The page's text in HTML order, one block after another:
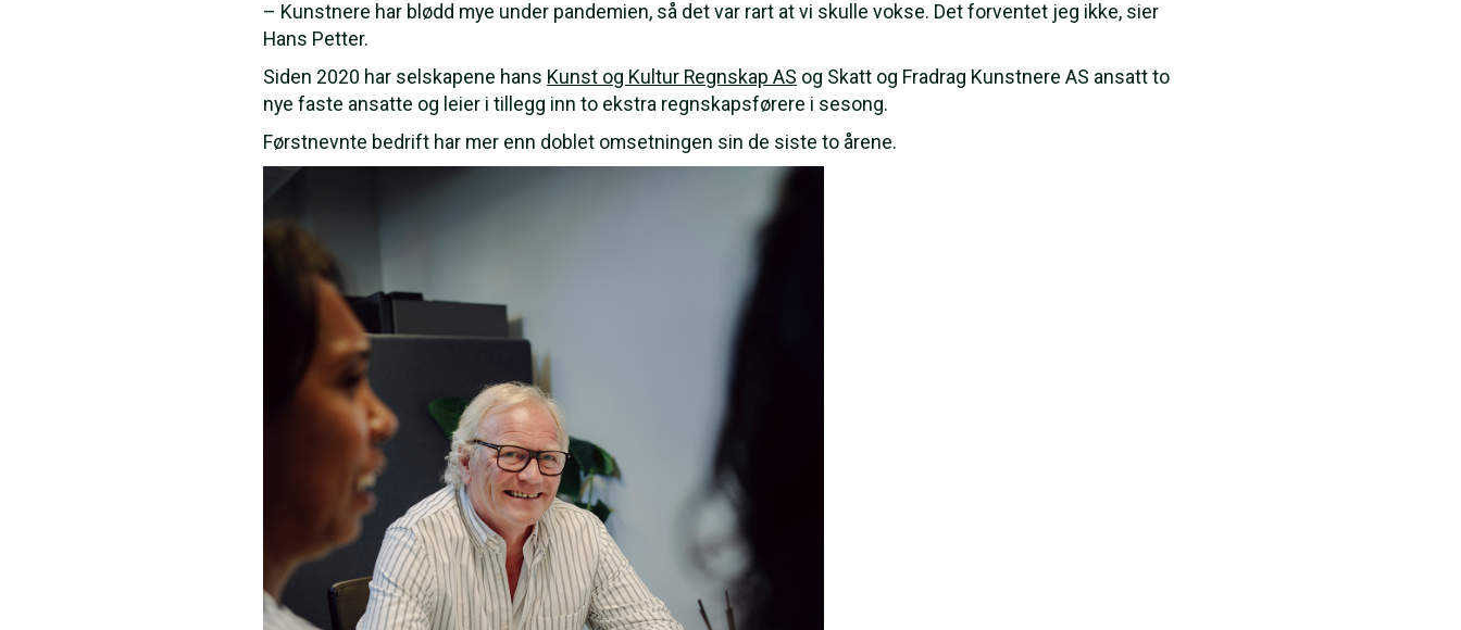
– Kunstnere har blødd mye under pandemien, så det var rart at vi skulle vokse. Det forventet jeg ikke, sier
Hans Petter.
Siden 2020 har selskapene hans Kunst og Kultur Regnskap AS og Skatt og Fradrag Kunstnere AS ansatt to
nye faste ansatte og leier i tillegg inn to ekstra regnskapsførere i sesong.
Førstnevnte bedrift har mer enn doblet omsetningen sin de siste to årene.